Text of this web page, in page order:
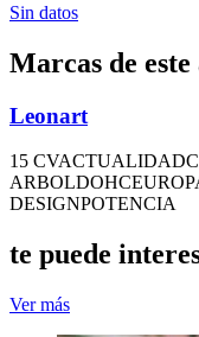
Sin datos
Marcas de
Leonart
15 CVACTUALIDAD
ARBOLDOHC
DESIGNPOTENCIA
te puede
Ver más